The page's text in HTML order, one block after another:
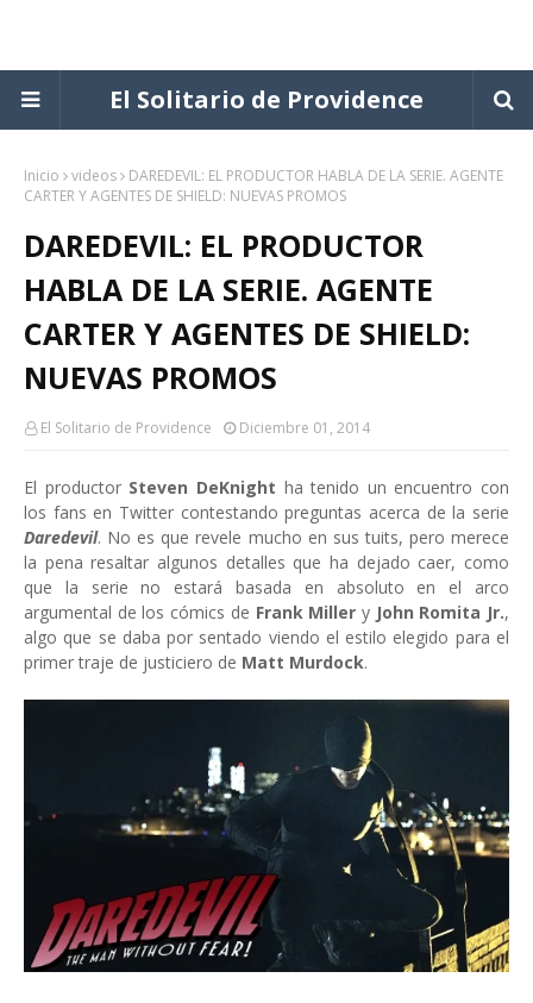
El Solitario de Providence
Inicio videos
DAREDEVIL: EL PRODUCTOR HABLA DE LA SERIE. AGENTE
CARTER Y AGENTES DE SHIELD: NUEVAS PROMOS
DAREDEVIL: EL PRODUCTOR
HABLA DE LA SERIE. AGENTE
CARTER Y AGENTES DE SHIELD:
NUEVAS PROMOS
El Solitario de Providence Diciembre 01, 2014
El productor Steven DeKnight ha tenido un encuentro con
los fans en Twitter contestando preguntas acerca de la serie
Daredevil. No es que revele mucho en sus tuits, pero merece
la pena resaltar algunos detalles que ha dejado caer, como
que la serie no estará basada en absoluto en el arco
argumental de los cómics de Frank Miller yJohn Romita Jr.,
algo que se daba por sentado viendo el estilo elegido para el
primer traje de justiciero de Matt Murdock.